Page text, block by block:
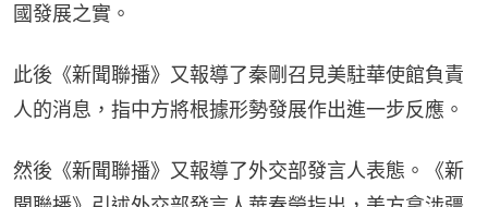
國發展之實。
此後《新聞聯播》又報導了秦剛召見美駐華使館負責
人的消息，指中方將根據形勢發展作出進一步反應。
然後《新聞聯播》又報導了外交部發言人表態。《新